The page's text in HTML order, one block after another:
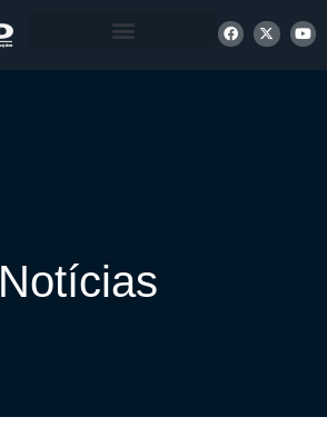
Notícias